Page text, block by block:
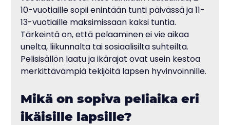
10-vuotiaille sopii enintään tunti päivässä ja 11-
13-vuotiaille maksimissaan kaksi tuntia.
Tärkeintä on, että pelaaminen ei vie aikaa
unelta, liikunnalta tai sosiaalisilta suhteilta.
Pelisisällön laatu ja ikärajat ovat usein kestoa
merkittävämpiä tekijöitä lapsen hyvinvoinnille.
Mikä on sopiva peliaika eri
ikäisille lapsille?